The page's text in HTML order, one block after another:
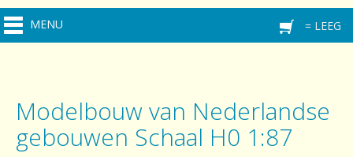
MENU = LEEG
Modelbouw van Nederlandse
gebouwen Schaal H0 1:87